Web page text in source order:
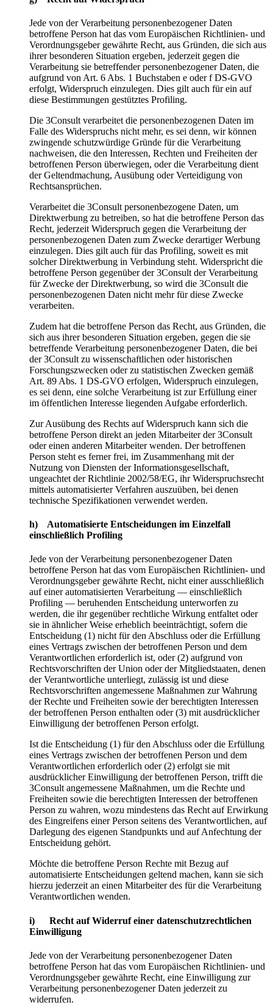
Jede von der Verarbeitung personenbezogener Daten
betroffene Person hat das vom Europäischen Richtlinien- und
Verordnungsgeber gewährte Recht, aus Gründen, die sich aus
ihrer besonderen Situation ergeben, jederzeit gegen die
Verarbeitung sie betreffender personenbezogener Daten, die
aufgrund von Art. 6 Abs. 1 Buchstaben e oder f DS-GVO
erfolgt, Widerspruch einzulegen. Dies gilt auch für ein auf
diese Bestimmungen gestütztes Profiling.
Die 3Consult verarbeitet die personenbezogenen Daten im
Falle des Widerspruchs nicht mehr, es sei denn, wir können
zwingende schutzwürdige Gründe für die Verarbeitung
nachweisen, die den Interessen, Rechten und Freiheiten der
betroffenen Person überwiegen, oder die Verarbeitung dient
der Geltendmachung, Ausübung oder Verteidigung von
Rechtsansprüchen.
Verarbeitet die 3Consult personenbezogene Daten, um
Direktwerbung zu betreiben, so hat die betroffene Person das
Recht, jederzeit Widerspruch gegen die Verarbeitung der
personenbezogenen Daten zum Zwecke derartiger Werbung
einzulegen. Dies gilt auch für das Profiling, soweit es mit
solcher Direktwerbung in Verbindung steht. Widerspricht die
betroffene Person gegenüber der 3Consult der Verarbeitung
für Zwecke der Direktwerbung, so wird die 3Consult die
personenbezogenen Daten nicht mehr für diese Zwecke
verarbeiten.
Zudem hat die betroffene Person das Recht, aus Gründen, die
sich aus ihrer besonderen Situation ergeben, gegen die sie
betreffende Verarbeitung personenbezogener Daten, die bei
der 3Consult zu wissenschaftlichen oder historischen
Forschungszwecken oder zu statistischen Zwecken gemäß
Art. 89 Abs. 1 DS-GVO erfolgen, Widerspruch einzulegen,
es sei denn, eine solche Verarbeitung ist zur Erfüllung einer
im öffentlichen Interesse liegenden Aufgabe erforderlich.
Zur Ausübung des Rechts auf Widerspruch kann sich die
betroffene Person direkt an jeden Mitarbeiter der 3Consult
oder einen anderen Mitarbeiter wenden. Der betroffenen
Person steht es ferner frei, im Zusammenhang mit der
Nutzung von Diensten der Informationsgesellschaft,
ungeachtet der Richtlinie 2002/58/EG, ihr Widerspruchsrecht
mittels automatisierter Verfahren auszuüben, bei denen
technische Spezifikationen verwendet werden.
h) Automatisierte Entscheidungen im Einzelfall
einschließlich Profiling
Jede von der Verarbeitung personenbezogener Daten
betroffene Person hat das vom Europäischen Richtlinien- und
Verordnungsgeber gewährte Recht, nicht einer ausschließlich
auf einer automatisierten Verarbeitung — einschließlich
Profiling — beruhenden Entscheidung unterworfen zu
werden, die ihr gegenüber rechtliche Wirkung entfaltet oder
sie in ähnlicher Weise erheblich beeinträchtigt, sofern die
Entscheidung (1) nicht für den Abschluss oder die Erfüllung
eines Vertrags zwischen der betroffenen Person und dem
Verantwortlichen erforderlich ist, oder (2) aufgrund von
Rechtsvorschriften der Union oder der Mitgliedstaaten, denen
der Verantwortliche unterliegt, zulässig ist und diese
Rechtsvorschriften angemessene Maßnahmen zur Wahrung
der Rechte und Freiheiten sowie der berechtigten Interessen
der betroffenen Person enthalten oder (3) mit ausdrücklicher
Einwilligung der betroffenen Person erfolgt.
Ist die Entscheidung (1) für den Abschluss oder die Erfüllung
eines Vertrags zwischen der betroffenen Person und dem
Verantwortlichen erforderlich oder (2) erfolgt sie mit
ausdrücklicher Einwilligung der betroffenen Person, trifft die
3Consult angemessene Maßnahmen, um die Rechte und
Freiheiten sowie die berechtigten Interessen der betroffenen
Person zu wahren, wozu mindestens das Recht auf Erwirkung
des Eingreifens einer Person seitens des Verantwortlichen, auf
Darlegung des eigenen Standpunkts und auf Anfechtung der
Entscheidung gehört.
Möchte die betroffene Person Rechte mit Bezug auf
automatisierte Entscheidungen geltend machen, kann sie sich
hierzu jederzeit an einen Mitarbeiter des für die Verarbeitung
Verantwortlichen wenden.
i) Recht auf Widerruf einer datenschutzrechtlichen
Einwilligung
Jede von der Verarbeitung personenbezogener Daten
betroffene Person hat das vom Europäischen Richtlinien- und
Verordnungsgeber gewährte Recht, eine Einwilligung zur
Verarbeitung personenbezogener Daten jederzeit zu
widerrufen.